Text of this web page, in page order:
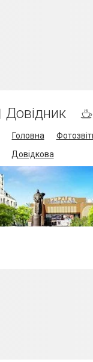
Довідник
Головна
Довідкова